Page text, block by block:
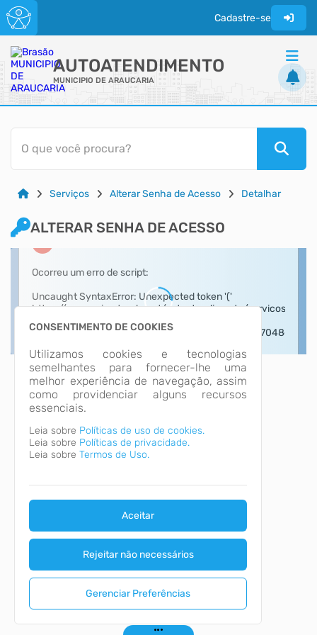
Cadastre-se
AUTOATENDIMENTO
MUNICIPIO DE ARAUCARIA
ACESSO RÁPIDO
Acessibilidade
Diário Oficial
Transparência
O que você procura?
Serviços Alterar Senha de Acesso Detalhar
CONSENTIMENTO DE COOKIES
Utilizamos cookies e tecnologias
semelhantes para fornecer-lhe uma
melhor experiência de navegação, assim
como providenciar alguns recursos
essenciais.
Leia sobre Políticas de uso de cookies.
Leia sobre Políticas de privacidade.
Leia sobre Termos de Uso.
Aceitar
Rejeitar não necessários
Gerenciar Preferências
ALTERAR SENHA DE ACESSO